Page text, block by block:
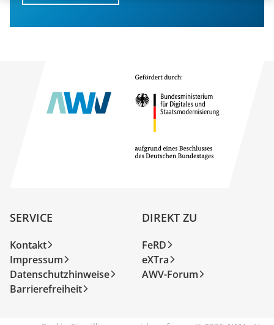
SERVICE
Kontakt
Impressum
Datenschutzhinweise
Barrierefreiheit
DIREKT ZU
FeRD
eXTra
AWV-Forum